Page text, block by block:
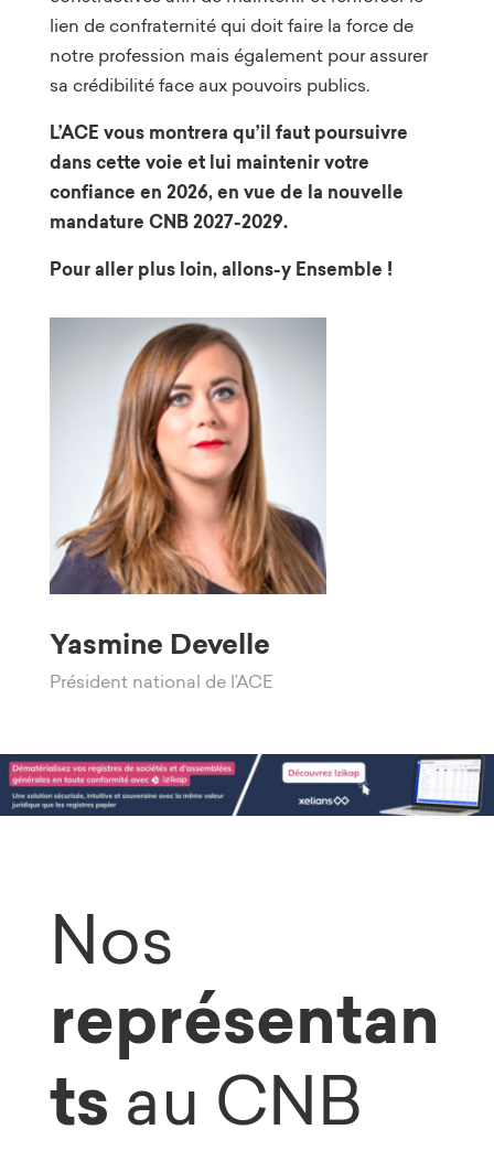
lien de confraternité qui doit faire la force de
notre profession mais également pour assurer
sa crédibilité face aux pouvoirs publics.
L’ACE vous montrera qu’il faut poursuivre
dans cette voie et lui maintenir votre
confiance en 2026, en vue de la nouvelle
mandature CNB 2027-2029.
Pour aller plus loin, allons-y Ensemble !
Yasmine Develle
Président national de l’ACE
Nos
représentan
ts au CNB